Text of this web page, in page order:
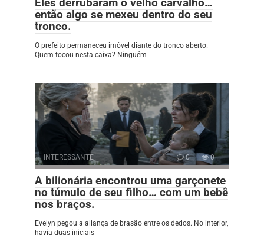
então algo se mexeu dentro do seu
tronco.
O prefeito permaneceu imóvel diante do tronco aberto. —
Quem tocou nesta caixa? Ninguém
INTERESSANTE 0 0
A bilionária encontrou uma garçonete
no túmulo de seu filho… com um bebê
nos braços.
Evelyn pegou a aliança de brasão entre os dedos. No interior,
havia duas iniciais